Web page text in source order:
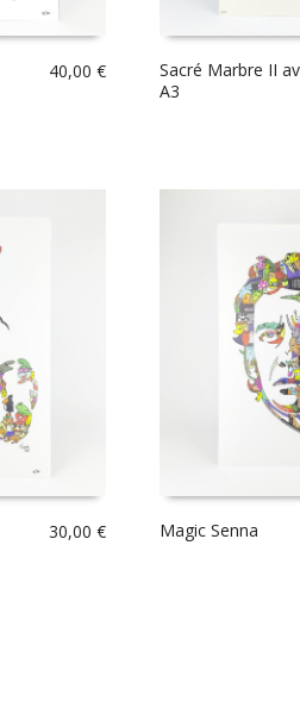
40,00€
Sacré Marbre II
A3
30,00€ Magic Senna